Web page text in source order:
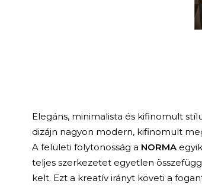
Elegáns, minimalista és kifinomult
dizájn nagyon modern, kifinomult
A felületi folytonosság a NORMA
teljes szerkezetet egyetlen
kelt. Ezt a kreatív irányt követi a